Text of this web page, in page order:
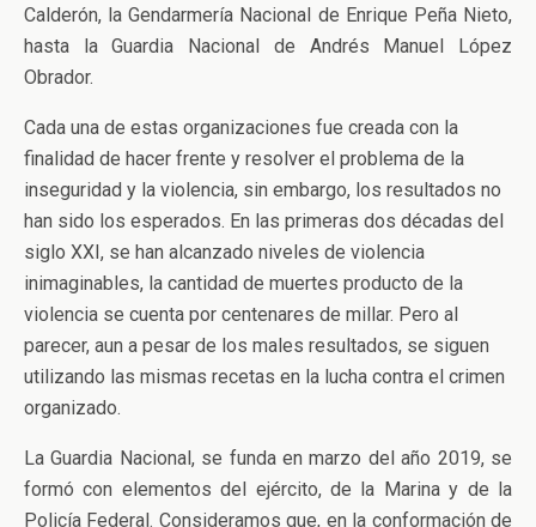
Calderón, la Gendarmería Nacional de Enrique Peña Nieto,
hasta la Guardia Nacional de Andrés Manuel López
Obrador.
Cada una de estas organizaciones fue creada con la
finalidad de hacer frente y resolver el problema de la
inseguridad y la violencia, sin embargo, los resultados no
han sido los esperados. En las primeras dos décadas del
siglo XXI, se han alcanzado niveles de violencia
inimaginables, la cantidad de muertes producto de la
violencia se cuenta por centenares de millar. Pero al
parecer, aun a pesar de los males resultados, se siguen
utilizando las mismas recetas en la lucha contra el crimen
organizado.
La Guardia Nacional, se funda en marzo del año 2019, se
formó con elementos del ejército, de la Marina y de la
Policía Federal. Consideramos que, en la conformación de